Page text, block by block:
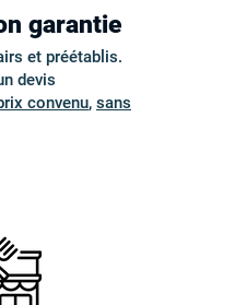
garantie
et préétablis.
devis
convenu, sans